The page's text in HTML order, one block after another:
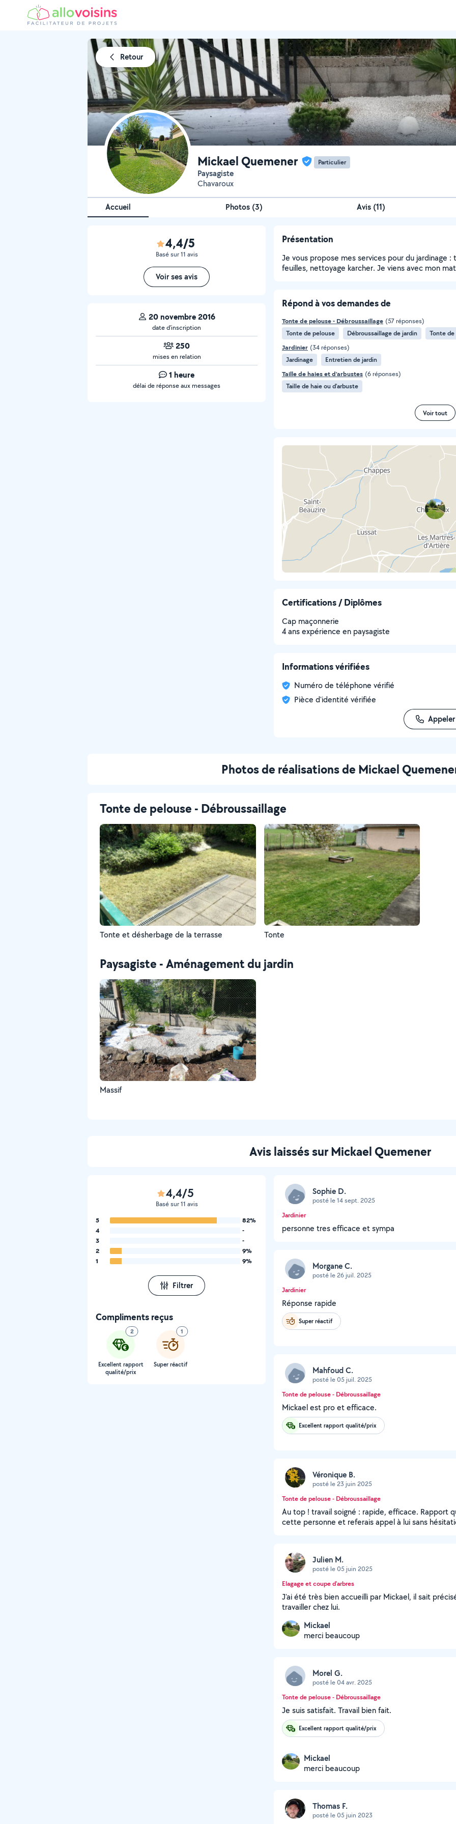
Retour
Mickael Quemener Particulier
Paysagiste
Chavaroux
Accueil Photos (3) Avis (11)
4,4/5
Basé sur 11 avis
Voir ses avis
20 novembre 2016
date d’inscription
250
mises en relation
1 heure
délai de réponse aux messages
Présentation
Je vous propose mes services pour du jardinage
feuilles, nettoyage karcher. Je viens avec mon
Répond à vos demandes de
Tonte de pelouse - Débroussaillage (57 réponses)
Tonte de pelouse
Débroussaillage de jardin
Tonte de
Jardinier (34 réponses)
Jardinage
Entretien de jardin
Taille de haies et d'arbustes (6 réponses)
Taille de haie ou d'arbuste
Voir tout
Certifications / Diplômes
Cap maçonnerie
4 ans expérience en paysagiste
Informations vérifiées
Numéro de téléphone vérifié
Pièce d'identité vérifiée
Appeler
Photos de réalisations de Mickael
Tonte de pelouse - Débroussaillage
Tonte et désherbage de la terrasse Tonte
Paysagiste - Aménagement du jardin
Massif
Avis laissés sur Mickael Quemener
4,4/5
Basé sur 11 avis
5
82%
4
-
3
-
2
9%
1
9%
Filtrer
Compliments reçus
2
Excellent rapport
qualité/prix
1
Super réactif
Sophie D.
posté le 14 sept. 2025
Jardinier
personne tres efficace et sympa
Morgane C.
posté le 26 juil. 2025
Jardinier
Réponse rapide
Super réactif
Mahfoud C.
posté le 05 juil. 2025
Tonte de pelouse - Débroussaillage
Mickael est pro et efficace.
Excellent rapport qualité/prix
Véronique B.
posté le 23 juin 2025
Tonte de pelouse - Débroussaillage
Au top ! travail soigné : rapide, efficace. Rapport
cette personne et referais appel à lui sans
Julien M.
posté le 05 juin 2025
Elagage et coupe d'arbres
J'ai été très bien accueilli par Mickael, il sait
travailler chez lui.
Mickael
merci beaucoup
Morel G.
posté le 04 avr. 2025
Tonte de pelouse - Débroussaillage
Je suis satisfait. Travail bien fait.
Excellent rapport qualité/prix
Mickael
merci beaucoup
Thomas F.
posté le 05 juin 2023